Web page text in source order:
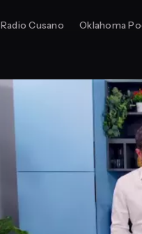
Radio Cusano Oklahoma